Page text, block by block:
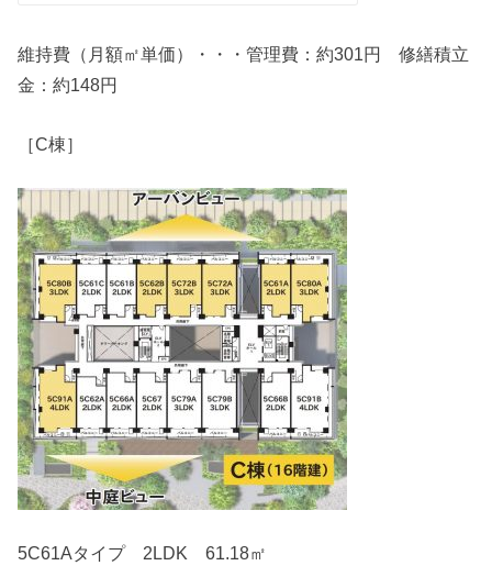
維持費（月額㎡単価）・・・管理費：約301円 修繕積立
金：約148円
［C棟］
5C61Aタイプ 2LDK 61.18㎡